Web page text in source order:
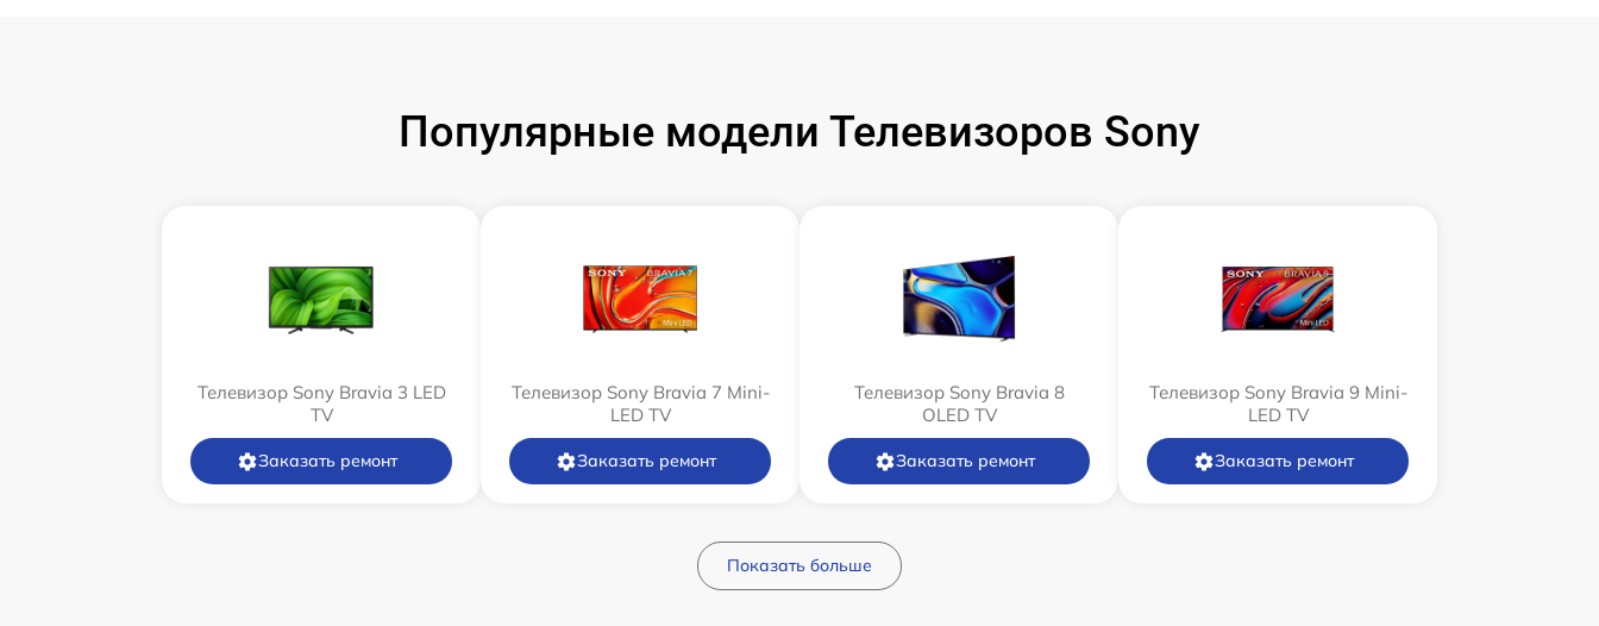
Популярные модели Телевизоров Sony
Телевизор Sony Bravia 3 LED
TV
Заказать ремонт
Телевизор Sony Bravia 7 Mini-
LED TV
Заказать ремонт
Телевизор Sony Bravia 8
OLED TV
Заказать ремонт
Телевизор Sony Bravia 9 Mini-
LED TV
Заказать ремонт
Показать больше